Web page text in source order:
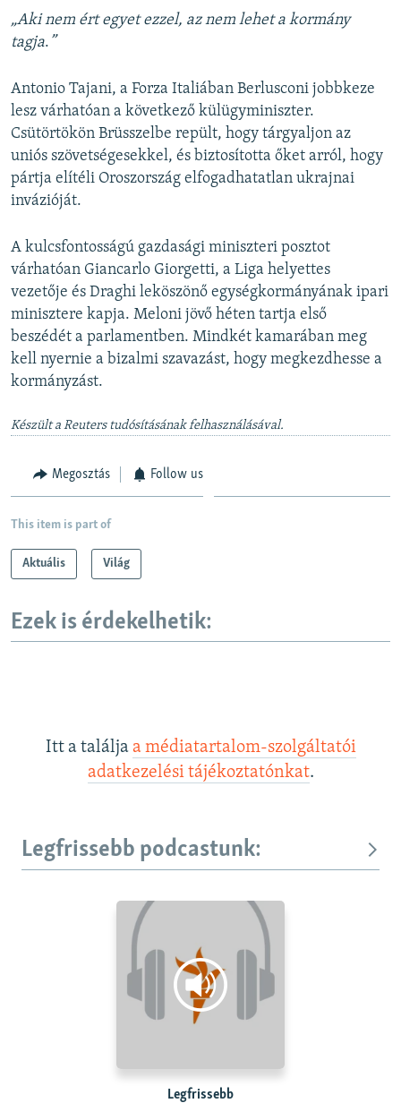
„Aki nem ért egyet ezzel, az nem lehet a kormány
tagja. ”
Antonio Tajani, a Forza Italiában Berlusconi jobbkeze
lesz várhatóan a következő külügyminiszter.
Csütörtökön Brüsszelbe repült, hogy tárgyaljon az
uniós szövetségesekkel, és biztosította őket arról, hogy
pártja elítéli Oroszország elfogadhatatlan ukrajnai
invázióját.
A kulcsfontosságú gazdasági miniszteri posztot
várhatóan Giancarlo Giorgetti, a Liga helyettes
vezetője és Draghi leköszönő egységkormányának ipari
minisztere kapja. Meloni jövő héten tartja első
beszédét a parlamentben. Mindkét kamarában meg
kell nyernie a bizalmi szavazást, hogy megkezdhesse a
kormányzást.
Készült a Reuters tudósításának felhasználásával.
Megosztás Follow us
This item is part of
Aktuális Világ
Ezek is érdekelhetik:
Itt a találja a médiatartalom-szolgáltatói
adatkezelési tájékoztatónkat.
Legfrissebb podcastunk:
Legfrissebb